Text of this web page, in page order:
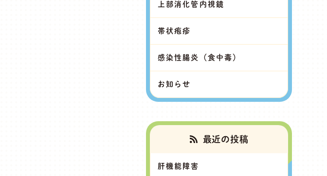
上部消化管内視鏡
帯状疱疹
感染性腸炎（食中毒）
お知らせ
最近の投稿
肝機能障害